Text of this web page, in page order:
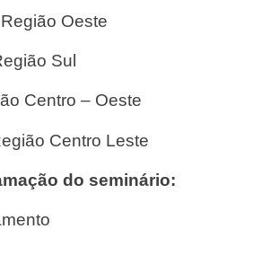
Região Oeste
Sul
Centro – Oeste
Centro Leste
do seminário: